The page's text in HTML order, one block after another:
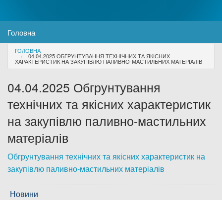
MENU
Головна
Про організацію
Дозвіл на спеціальне водокористування
Платні послуги
You are here
ГОЛОВНА
04.04.2025 ОБГРУНТУВАННЯ ТЕХНІЧНИХ ТА ЯКІСНИХ
ХАРАКТЕРИСТИК НА ЗАКУПІВЛЮ ПАЛИВНО-МАСТИЛЬНИХ МАТЕРІАЛІВ
04.04.2025 Обгрунтування
технічних та якісних характеристик
на закупівлю паливно-мастильних
матеріалів
Обгрунтування технічних та якісних характеристик на
закупівлю паливно-мастильних матеріалів
Новини